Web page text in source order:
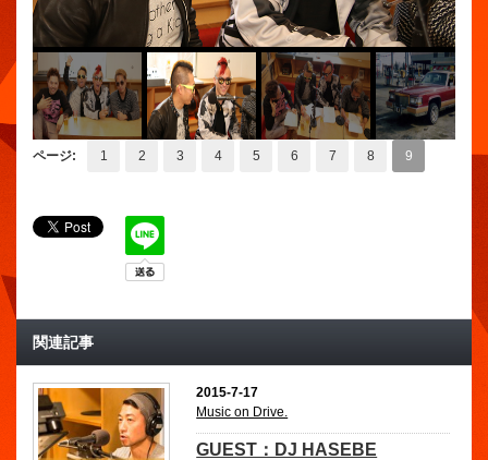
ページ: 1 2 3 4 5 6 7 8 9
関連記事
2015-7-17
Music on Drive.
GUEST：DJ HASEBE